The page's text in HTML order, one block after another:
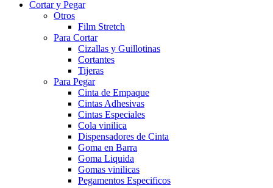
Cortar y Pegar
Otros
Film Stretch
Para Cortar
Cizallas y Guillotinas
Cortantes
Tijeras
Para Pegar
Cinta de Empaque
Cintas Adhesivas
Cintas Especiales
Cola vinilica
Dispensadores de Cinta
Goma en Barra
Goma Liquida
Gomas vinilicas
Pegamentos Especificos